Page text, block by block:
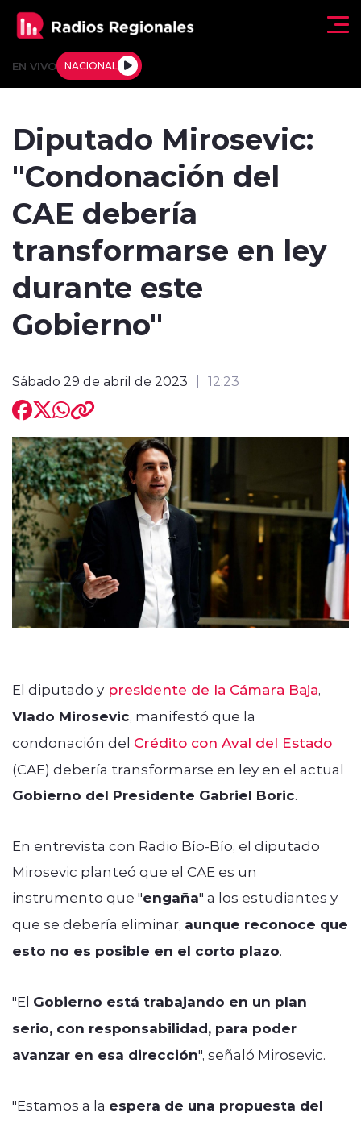
EN VIVO NACIONAL
Actualidad
Deportes
Internacional
Regiones al Aire
modo claro
Diputado Mirosevic:
"Condonación del
CAE debería
transformarse en ley
durante este
Gobierno"
Sábado 29 de abril de 2023 12:23
El diputado y presidente de la Cámara Baja,
Vlado Mirosevic, manifestó que la
condonación del Crédito con Aval del Estado
(CAE) debería transformarse en ley en el actual
Gobierno del Presidente Gabriel Boric.
En entrevista con Radio Bío-Bío, el diputado
Mirosevic planteó que el CAE es un
instrumento que "engaña" a los estudiantes y
que se debería eliminar, aunque reconoce que
esto no es posible en el corto plazo.
"El Gobierno está trabajando en un plan
serio, con responsabilidad, para poder
avanzar en esa dirección", señaló Mirosevic.
"Estamos a la espera de una propuesta del